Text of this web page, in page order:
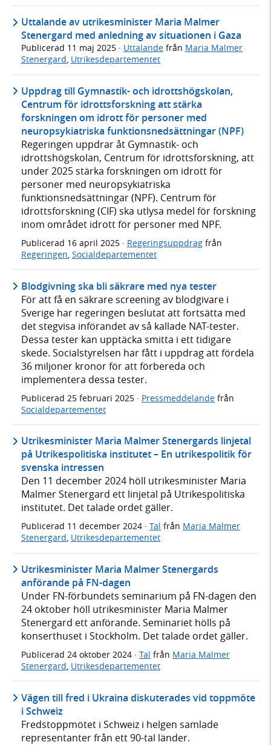
Uttalande av utrikesminister Maria Malmer
Stenergard med anledning av situationen i Gaza
Publicerad 11 maj 2025 · Uttalande från Maria Malmer
Stenergard, Utrikesdepartementet
Uppdrag till Gymnastik- och idrottshögskolan,
Centrum för idrottsforskning att stärka
forskningen om idrott för personer med
neuropsykiatriska funktionsnedsättningar (NPF)
Regeringen uppdrar åt Gymnastik- och
idrottshögskolan, Centrum för idrottsforskning, att
under 2025 stärka forskningen om idrott för
personer med neuropsykiatriska
funktionsnedsättningar (NPF). Centrum för
idrottsforskning (CIF) ska utlysa medel för forskning
inom området idrott för personer med NPF.
Publicerad 16 april 2025 · Regeringsuppdrag från
Regeringen, Socialdepartementet
Blodgivning ska bli säkrare med nya tester
För att få en säkrare screening av blodgivare i
Sverige har regeringen beslutat att fortsätta med
det stegvisa införandet av så kallade NAT-tester.
Dessa tester kan upptäcka smitta i ett tidigare
skede. Socialstyrelsen har fått i uppdrag att fördela
36 miljoner kronor för att förbereda och
implementera dessa tester.
Publicerad 25 februari 2025 · Pressmeddelande från
Socialdepartementet
Utrikesminister Maria Malmer Stenergards linjetal
på Utrikespolitiska institutet – En utrikespolitik för
svenska intressen
Den 11 december 2024 höll utrikesminister Maria
Malmer Stenergard ett linjetal på Utrikespolitiska
institutet. Det talade ordet gäller.
Publicerad 11 december 2024 · Tal från Maria Malmer
Stenergard, Utrikesdepartementet
Utrikesminister Maria Malmer Stenergards
anförande på FN-dagen
Under FN-förbundets seminarium på FN-dagen den
24 oktober höll utrikesminister Maria Malmer
Stenergard ett anförande. Seminariet hölls på
konserthuset i Stockholm. Det talade ordet gäller.
Publicerad 24 oktober 2024 · Tal från Maria Malmer
Stenergard, Utrikesdepartementet
Vägen till fred i Ukraina diskuterades vid toppmöte
i Schweiz
Fredstoppmötet i Schweiz i helgen samlade
representanter från ett 90-tal länder.